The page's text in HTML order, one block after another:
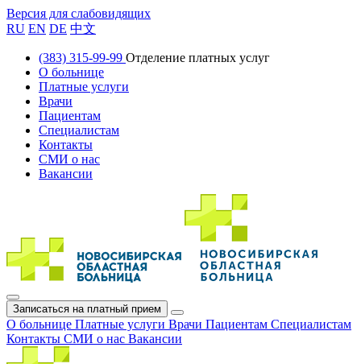
Версия для слабовидящих
RU EN DE 中文
(383) 315-99-99 Отделение платных услуг
О больнице
Платные услуги
Врачи
Пациентам
Специалистам
Контакты
СМИ о нас
Вакансии
Записаться на платный прием
О больнице Платные услуги Врачи Пациентам Специалистам
Контакты СМИ о нас Вакансии